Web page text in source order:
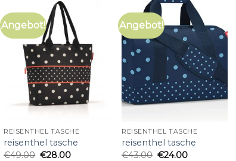
Angebot!
REISENTHEL TASCHE
reisenthel tasche
€49.00 €28.00
Angebot!
REISENTHEL TASCHE
reisenthel tasche
€43.00 €24.00